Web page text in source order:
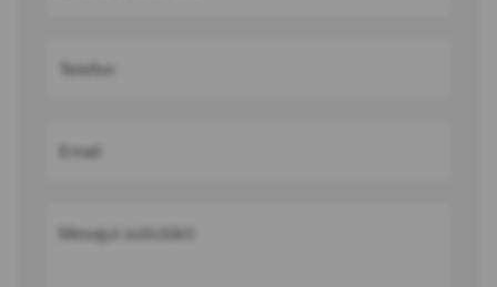
Telefon
Email
Mesajul solicitării